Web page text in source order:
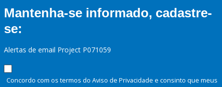
Mantenha-se informado, cadastre-
se:
Alertas de email Project P071059
Concordo com os termos do Aviso de Privacidade e consinto que meus